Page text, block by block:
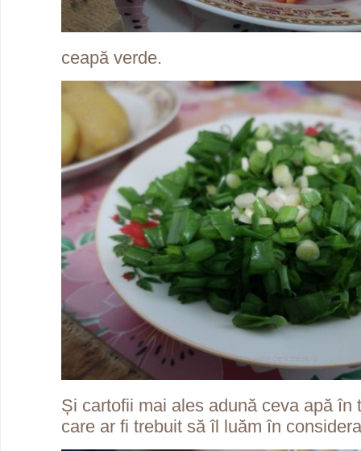
ceapă verde.
Și cartofii mai ales adună ceva apă în
care ar fi trebuit să îl luăm în